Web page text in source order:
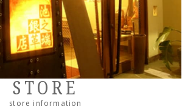
STORE
store information